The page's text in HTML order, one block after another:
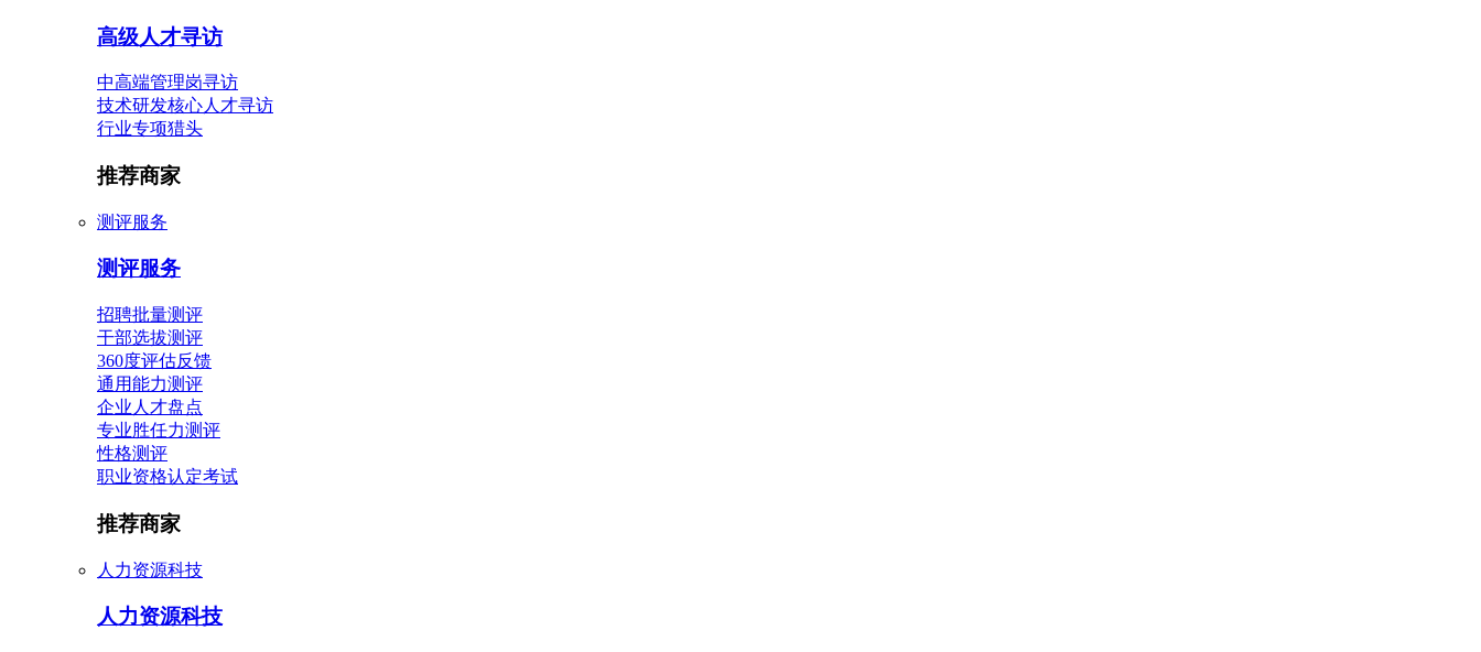
高级人才寻访
中高端管理岗寻访
技术研发核心人才寻访
行业专项猎头
推荐商家
测评服务
测评服务
招聘批量测评
干部选拔测评
360度评估反馈
通用能力测评
企业人才盘点
专业胜任力测评
性格测评
职业资格认定考试
推荐商家
人力资源科技
人力资源科技